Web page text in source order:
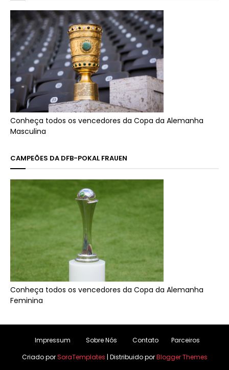
Conheça todos os vencedores da Copa da Alemanha
Masculina
CAMPEÕES DA DFB-POKAL FRAUEN
Conheça todos os vencedores da Copa da Alemanha
Feminina
Impressum Sobre Nós Contato
Parceiros
Criado porSoraTemplates | Distribuido porBlogger Themes